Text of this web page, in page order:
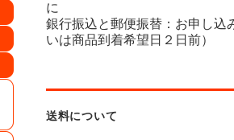
に
銀行振込と郵便振替：お申し込
いは商品到着希望日２日前）
送料について